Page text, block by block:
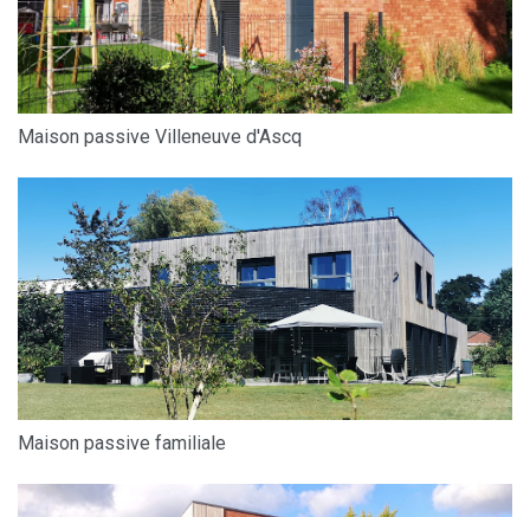
Maison passive Villeneuve d'Ascq
Maison passive familiale